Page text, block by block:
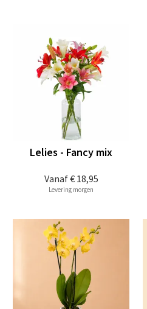
Vanaf€ 18,95
Lelies - Fancy mix
Levering morgen